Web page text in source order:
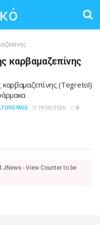
καρβαμαζεπίνης
καρβαμαζεπίνης (Tegretol)
19/03/2026 0
JNews - View Counter to be